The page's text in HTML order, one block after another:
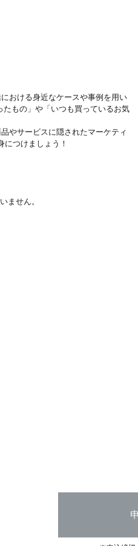
おける身近なケースや事例を用い
もの」や「いつも買っているお気
やサービスに隠されたマーケティ
につけましょう！
ません。